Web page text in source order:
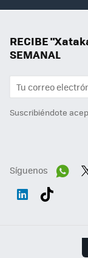
RECIBE
SEMANAL
Suscribiéndote
Síguenos